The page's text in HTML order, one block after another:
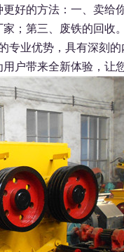
好的方法：一、卖给
；第三、废铁的回收。
专业优势，具有深刻
户带来全新体验，让